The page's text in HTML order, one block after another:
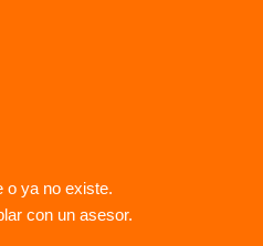
o ya no existe.
con un asesor.